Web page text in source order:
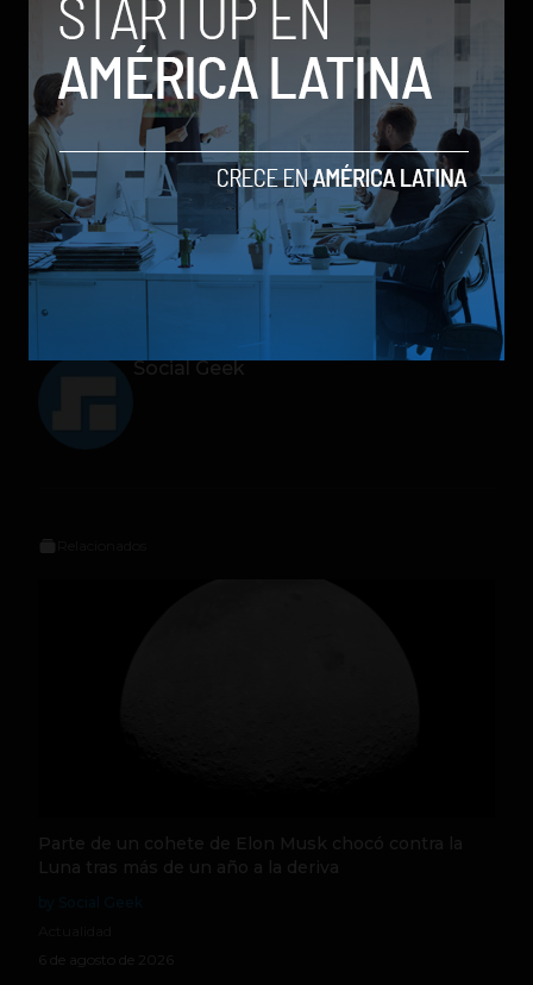
la venta en colores Citrus Yellow, Mint Green y
Truffle Black a un precio de lanzamiento base
de $1.999.900 en los principales almacenes de
cadena, plataformas de comercio electrónico
en el país y operadores de telefonía móvil.
colombia lanzamientosMi 11 Lite 5GSmartphonesXiaomi
Social Geek
Parte de un cohete de Elon Musk chocó contra la
Luna tras más de un año a la deriva
6 de agosto de 2026